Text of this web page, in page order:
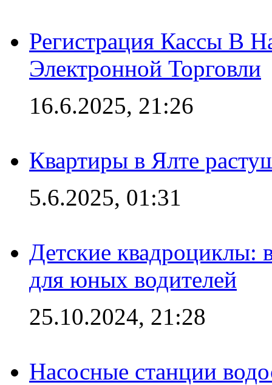
Регистрация Кассы В
Электронной Торговли
16.6.2025, 21:26
Квартиры в Ялте
5.6.2025, 01:31
Детские квадроциклы:
для юных водителей
25.10.2024, 21:28
Насосные станции